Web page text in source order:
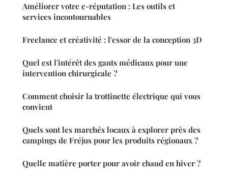
Améliorer votre e-réputation : Les outils et
services incontournables
Freelance et créativité : l'essor de la conception 3D
Quel est l'intérêt des gants médicaux pour une
intervention chirurgicale ?
Comment choisir la trottinette électrique qui vous
convient
Quels sont les marchés locaux à explorer près des
campings de Fréjus pour les produits régionaux ?
Quelle matière porter pour avoir chaud en hiver ?